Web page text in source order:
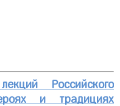
Российского
и традициях